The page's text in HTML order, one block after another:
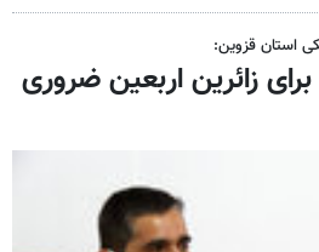
استان قزوین:
زائرین اربعین ضروری